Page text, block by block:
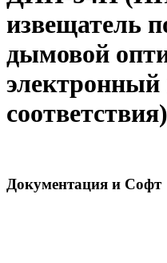
извещатель
дымовой
соответствия)
Документация и Софт